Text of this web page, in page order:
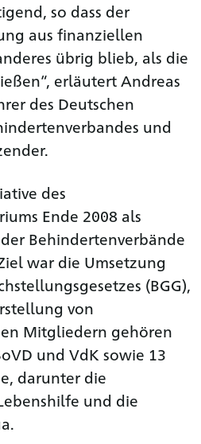
so dass der
aus finanziellen
übrig blieb, als die
erläutert Andreas
des Deutschen
und
des
Ende 2008 als
Behindertenverbände
war die Umsetzung
(BGG),
von
Mitgliedern gehören
und VdK sowie 13
darunter die
und die